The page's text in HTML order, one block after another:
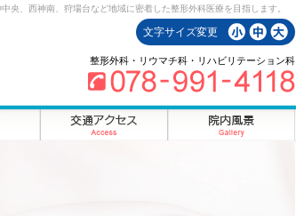
、西神南、狩場台など地域に密着した整形外科医療を目指します。
文字サイズ変更
整形外科・リウマチ科・リハビリテーション科